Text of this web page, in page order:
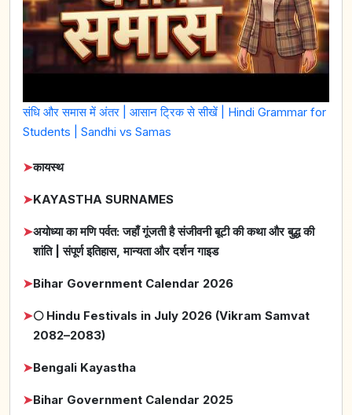
संधि और समास में अंतर | आसान ट्रिक से सीखें | Hindi Grammar for
Students | Sandhi vs Samas
➤कायस्थ
➤KAYASTHA SURNAMES
➤अयोध्या का मणि पर्वत: जहाँ गूंजती है संजीवनी बूटी की कथा और बुद्ध की
शांति | संपूर्ण इतिहास, मान्यता और दर्शन गाइड
➤Bihar Government Calendar 2026
➤🌕 Hindu Festivals in July 2026 (Vikram Samvat
2082–2083)
➤Bengali Kayastha
➤Bihar Government Calendar 2025